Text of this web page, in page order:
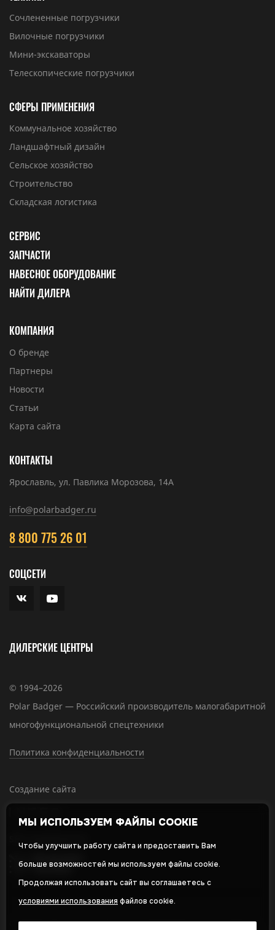
Сочлененные погрузчики
Вилочные погрузчики
Мини-экскаваторы
Телескопические погрузчики
СФЕРЫ ПРИМЕНЕНИЯ
Коммунальное хозяйство
Ландшафтный дизайн
Сельское хозяйство
Строительство
Складская логистика
СЕРВИС
ЗАПЧАСТИ
НАВЕСНОЕ ОБОРУДОВАНИЕ
НАЙТИ ДИЛЕРА
КОМПАНИЯ
О бренде
Партнеры
Новости
Статьи
Карта сайта
КОНТАКТЫ
Ярославль, ул. Павлика Морозова, 14А
info@polarbadger.ru
8 800 775 26 01
СОЦСЕТИ
ДИЛЕРСКИЕ ЦЕНТРЫ
© 1994–2026
Polar Badger — Российский производитель малогабаритной
многофункциональной спецтехники
Политика конфиденциальности
Создание сайта
Оставляя свои личные данные, вы принимаете и соглашаетесь с
МЫ ИСПОЛЬЗУЕМ ФАЙЛЫ COOKIE
Чтобы улучшить работу сайта и предоставить Вам
больше возможностей мы используем файлы cookie.
Продолжая использовать сайт вы соглашаетесь с
условиями использования файлов cookie.